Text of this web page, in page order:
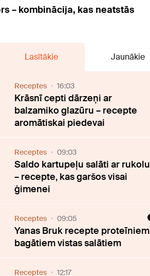
– kombinācija, kas neatstās
Lasītākie Jaunākie
Receptes 16:03
Krāsnī cepti dārzeņi ar
balzamiko glazūru – recepte
aromātiskai piedevai
Receptes 09:03
Saldo kartupeļu salāti ar rukolu
– recepte, kas garšos visai
ģimenei
Receptes 09:05
Yanas Bruk recepte proteīniem
bagātiem vistas salātiem
Receptes 12:17